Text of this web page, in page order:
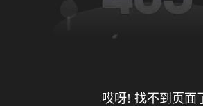
哎呀! 找不到页面